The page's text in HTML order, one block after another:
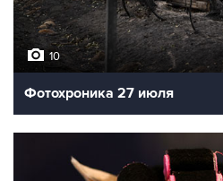
10
Фотохроника 27 июля